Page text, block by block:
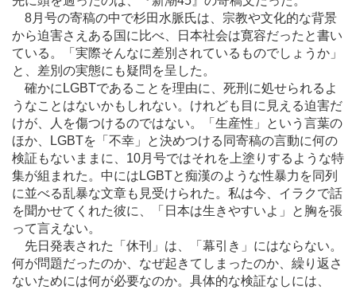
8月号の寄稿の中で杉田水脈氏は、宗教や文化的な背景
から迫害さえある国に比べ、日本社会は寛容だったと書い
ている。「実際そんなに差別されているものでしょうか」
と、差別の実態にも疑問を呈した。
確かにLGBTであることを理由に、死刑に処せられるよ
うなことはないかもしれない。けれども目に見える迫害だ
けが、人を傷つけるのではない。「生産性」という言葉の
ほか、LGBTを「不幸」と決めつける同寄稿の言動に何の
検証もないままに、10月号ではそれを上塗りするような特
集が組まれた。中にはLGBTと痴漢のような性暴力を同列
に並べる乱暴な文章も見受けられた。私は今、イラクで話
を聞かせてくれた彼に、「日本は生きやすいよ」と胸を張
って言えない。
先日発表された「休刊」は、「幕引き」にはならない。
何が問題だったのか、なぜ起きてしまったのか、繰り返さ
ないためには何が必要なのか。具体的な検証なしには、